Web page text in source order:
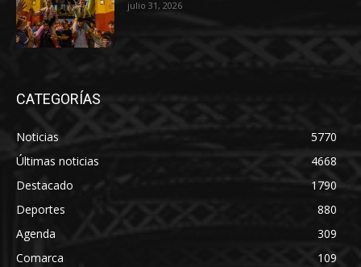
julio 31, 2026
CATEGORÍAS
Noticias
5770
Últimas noticias
4668
Destacado
1790
Deportes
880
Agenda
309
Comarca
109